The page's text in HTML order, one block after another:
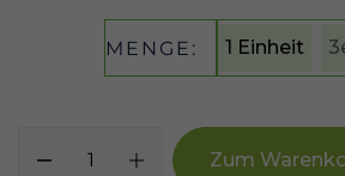
MENGE: 1 Einheit
Zum